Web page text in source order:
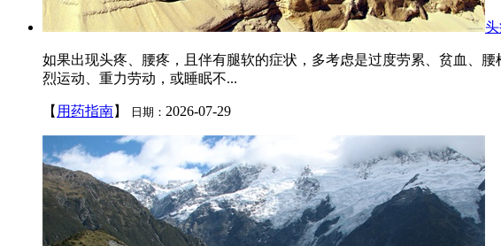
如果出现头疼、腰疼，且伴有腿软的症状，多考虑是过度劳累、贫血、
烈运动、重力劳动，或睡眠不...
【 用药指南】 日期： 2026-07-29